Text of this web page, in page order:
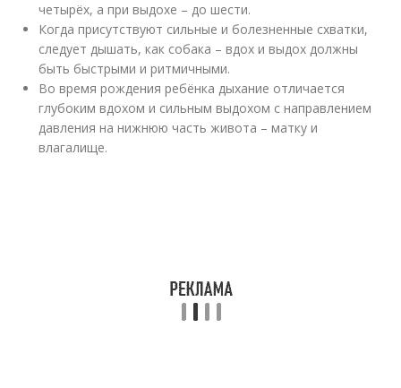
четырёх, а при выдохе – до шести.
Когда присутствуют сильные и болезненные схватки,
следует дышать, как собака – вдох и выдох должны
быть быстрыми и ритмичными.
Во время рождения ребёнка дыхание отличается
глубоким вдохом и сильным выдохом с направлением
давления на нижнюю часть живота – матку и
влагалище.